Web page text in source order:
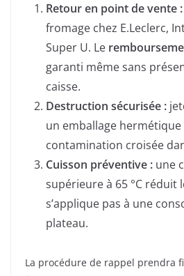
Retour en point de vente :
fromage chez E.Leclerc,
Super U. Le
garanti même sans
caisse.
Destruction sécurisée :
un emballage
contamination croisée
Cuisson préventive : une
supérieure à 65 °C réduit
s’applique pas à une
plateau.
La procédure de rappel prendra